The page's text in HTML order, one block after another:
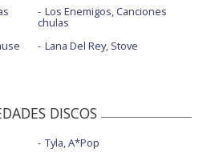
Los Enemigos, Canciones
chulas
Lana Del Rey, Stove
DISCOS
Tyla, A*Pop